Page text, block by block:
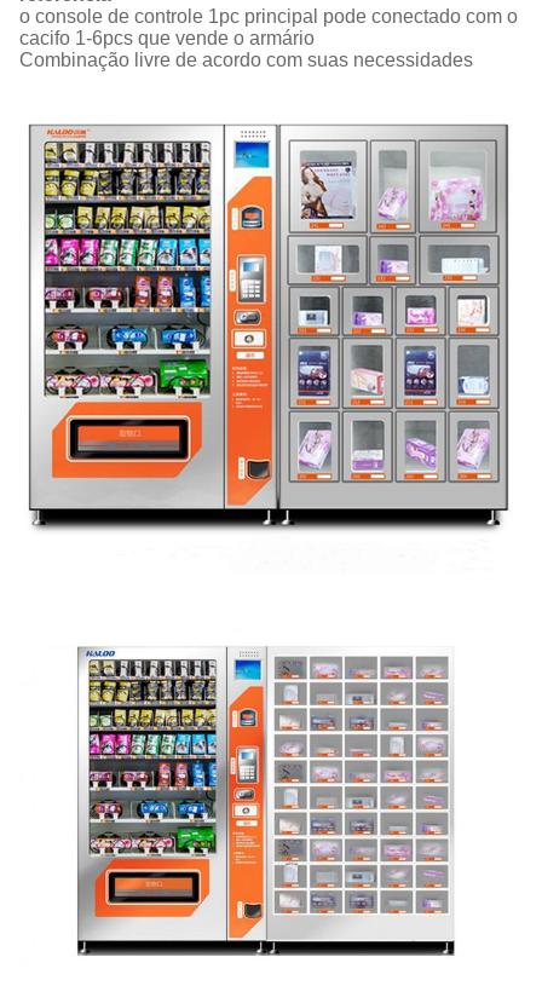
o console de controle 1pc principal pode conectado com o
cacifo 1-6pcs que vende o armário
Combinação livre de acordo com suas necessidades